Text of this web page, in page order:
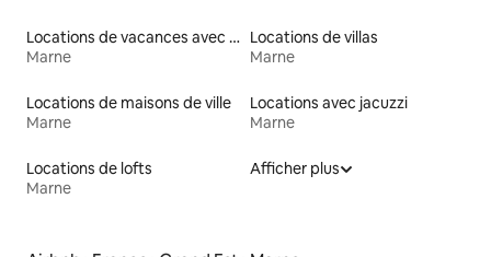
Locations de vacances avec piscine
Marne
Locations de villas
Marne
Locations de maisons de ville
Marne
Locations avec jacuzzi
Marne
Locations de lofts
Marne
Afficher plus